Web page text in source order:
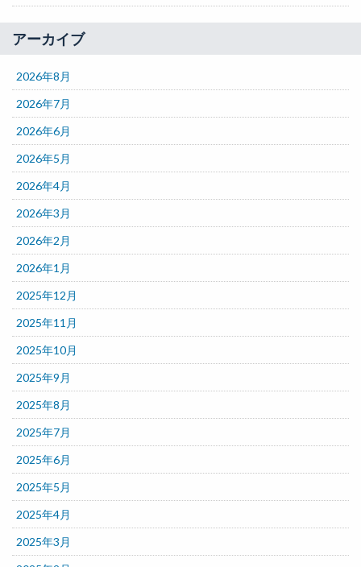
アーカイブ
2026年8月
2026年7月
2026年6月
2026年5月
2026年4月
2026年3月
2026年2月
2026年1月
2025年12月
2025年11月
2025年10月
2025年9月
2025年8月
2025年7月
2025年6月
2025年5月
2025年4月
2025年3月